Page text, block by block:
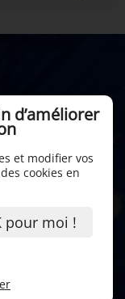
d’améliorer
et modifier vos
cookies en
pour moi !